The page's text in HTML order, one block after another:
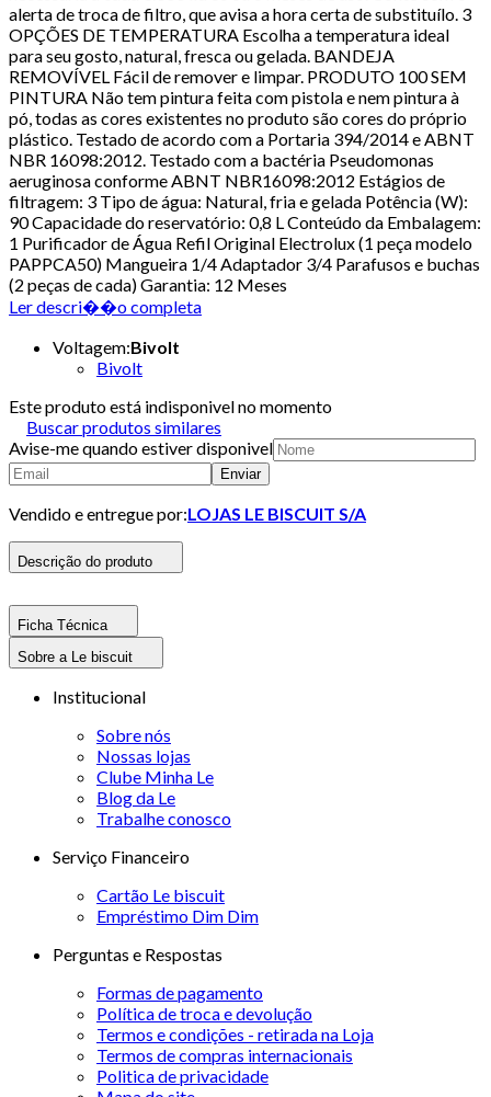
alerta de troca de filtro, que avisa a hora certa de substituílo. 3
OPÇÕES DE TEMPERATURA Escolha a temperatura ideal
para seu gosto, natural, fresca ou gelada. BANDEJA
REMOVÍVEL Fácil de remover e limpar. PRODUTO 100 SEM
PINTURA Não tem pintura feita com pistola e nem pintura à
pó, todas as cores existentes no produto são cores do próprio
plástico. Testado de acordo com a Portaria 394/2014 e ABNT
NBR 16098:2012. Testado com a bactéria Pseudomonas
aeruginosa conforme ABNT NBR16098:2012 Estágios de
filtragem: 3 Tipo de água: Natural, fria e gelada Potência (W):
90 Capacidade do reservatório: 0,8 L Conteúdo da Embalagem:
1 Purificador de Água Refil Original Electrolux (1 peça modelo
PAPPCA50) Mangueira 1/4 Adaptador 3/4 Parafusos e buchas
(2 peças de cada) Garantia: 12 Meses
Ler descri��o completa
Voltagem:Bivolt
Bivolt
Este produto está indisponivel no momento
Buscar produtos similares
Avise-me quando estiver disponivel
Enviar
Vendido e entregue por:LOJAS LE BISCUIT S/A
Descrição do produto
Ficha Técnica
Sobre a Le biscuit
Institucional
Sobre nós
Nossas lojas
Clube Minha Le
Blog da Le
Trabalhe conosco
Serviço Financeiro
Cartão Le biscuit
Empréstimo Dim Dim
Perguntas e Respostas
Formas de pagamento
Política de troca e devolução
Termos e condições - retirada na Loja
Termos de compras internacionais
Politica de privacidade